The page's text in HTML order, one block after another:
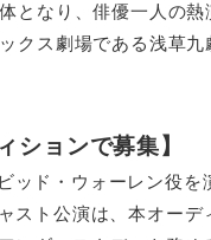
となり、俳優一人の
クス劇場である浅草
ションで募集】
ッド・ウォーレン役
スト公演は、本オーデ